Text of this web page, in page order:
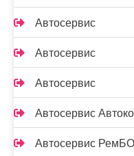
Автосервис
Автосервис
Автосервис
Автосервис
Автосервис